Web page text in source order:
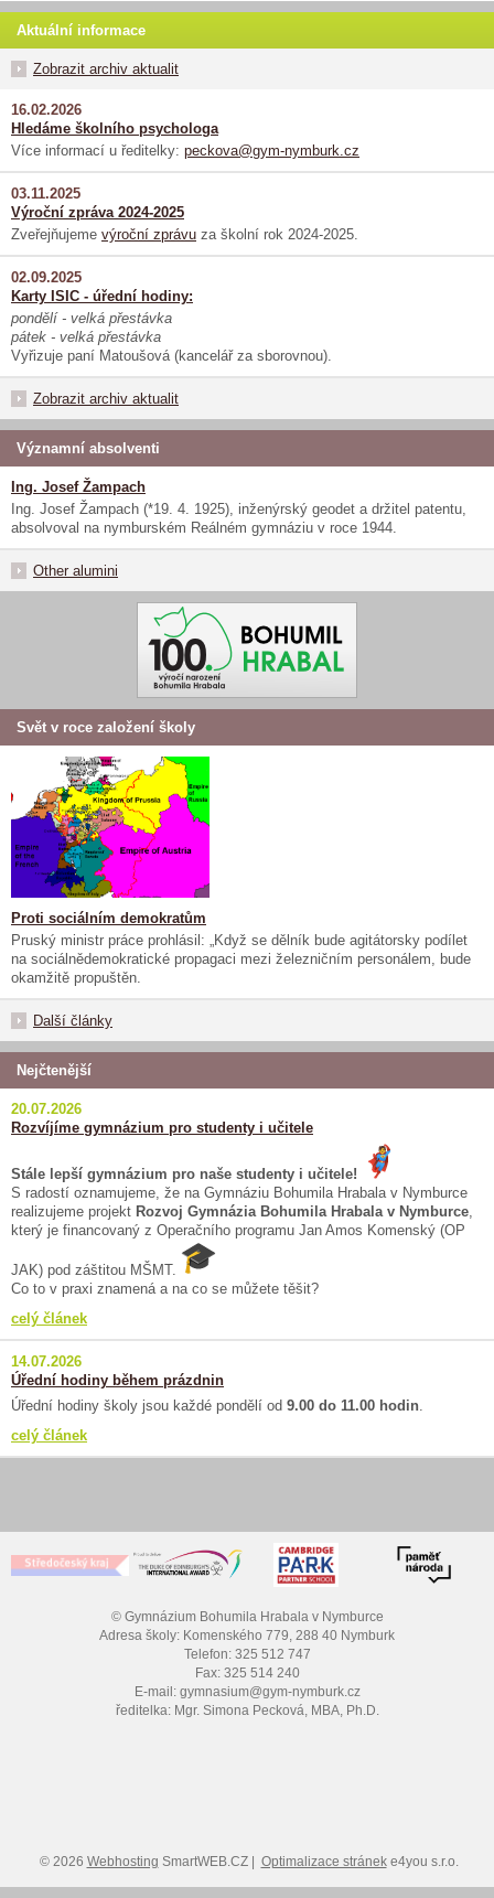
Aktuální informace
Zobrazit archiv aktualit
16.02.2026
Hledáme školního psychologa
Více informací u ředitelky: peckova@gym-nymburk.cz
03.11.2025
Výroční zpráva 2024-2025
Zveřejňujeme výroční zprávu za školní rok 2024-2025.
02.09.2025
Karty ISIC - úřední hodiny:
pondělí - velká přestávka
pátek - velká přestávka
Vyřizuje paní Matoušová (kancelář za sborovnou).
Zobrazit archiv aktualit
Významní absolventi
Ing. Josef Žampach
Ing. Josef Žampach (*19. 4. 1925), inženýrský geodet a držitel patentu,
absolvoval na nymburském Reálném gymnáziu v roce 1944.
Other alumini
Svět v roce založení školy
Proti sociálním demokratům
Pruský ministr práce prohlásil: „Když se dělník bude agitátorsky podílet
na sociálnědemokratické propagaci mezi železničním personálem, bude
okamžitě propuštěn.
Další články
Nejčtenější
20.07.2026
Rozvíjíme gymnázium pro studenty i učitele
Stále lepší gymnázium pro naše studenty i učitele!
S radostí oznamujeme, že na Gymnáziu Bohumila Hrabala v Nymburce
realizujeme projekt Rozvoj Gymnázia Bohumila Hrabala v Nymburce,
který je financovaný z Operačního programu Jan Amos Komenský (OP
JAK) pod záštitou MŠMT.
Co to v praxi znamená a na co se můžete těšit?
celý článek
14.07.2026
Úřední hodiny během prázdnin
Úřední hodiny školy jsou každé pondělí od 9.00 do 11.00 hodin.
celý článek
© Gymnázium Bohumila Hrabala v Nymburce
Adresa školy: Komenského 779, 288 40 Nymburk
Telefon: 325 512 747
Fax: 325 514 240
E-mail: gymnasium@gym-nymburk.cz
ředitelka: Mgr. Simona Pecková, MBA, Ph.D.
© 2026 Webhosting SmartWEB.CZ | Optimalizace stráneke4you s.r.o.